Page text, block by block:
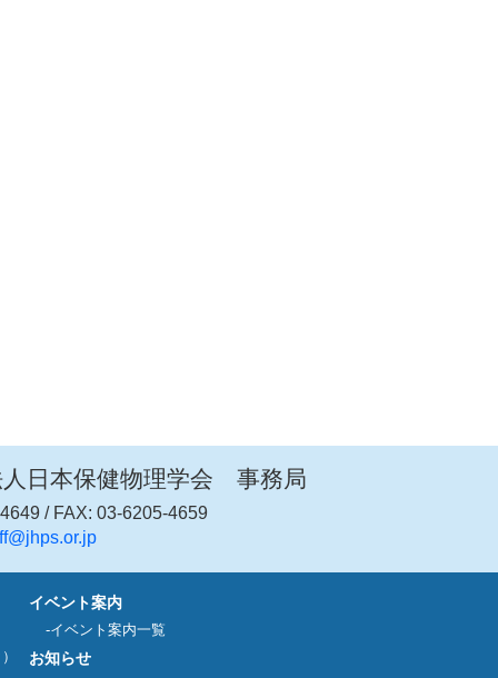
人日本保健物理学会 事務局
/ FAX: 03-6205-4659
イベント案内
イベント案内一覧
お知らせ